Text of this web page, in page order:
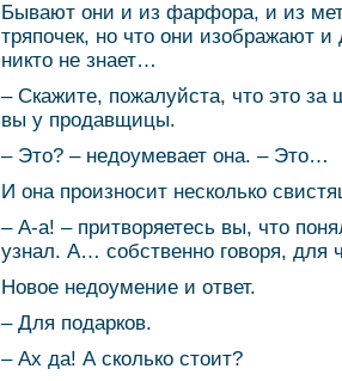
Бывают они и из фарфора, и из
тряпочек, но что они изображают и
никто не знает…
– Скажите, пожалуйста, что это за
вы у продавщицы.
– Это? – недоумевает она. – Это…
И она произносит несколько
– А-а! – притворяетесь вы, что
узнал. А… собственно говоря, для
Новое недоумение и ответ.
– Для подарков.
– Ах да! А сколько стоит?